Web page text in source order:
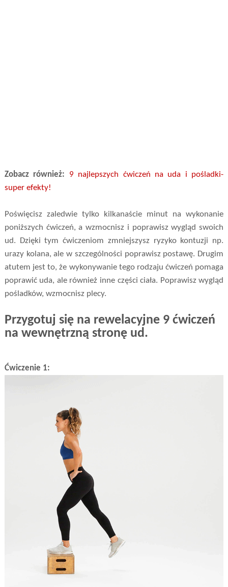
Zobacz również: 9 najlepszych ćwiczeń na uda i pośladki-
super efekty!
Poświęcisz zaledwie tylko kilkanaście minut na wykonanie
poniższych ćwiczeń, a wzmocnisz i poprawisz wygląd swoich
ud. Dzięki tym ćwiczeniom zmniejszysz ryzyko kontuzji np.
urazy kolana, ale w szczególności poprawisz postawę. Drugim
atutem jest to, że wykonywanie tego rodzaju ćwiczeń pomaga
poprawić uda, ale również inne części ciała. Poprawisz wygląd
pośladków, wzmocnisz plecy.
Przygotuj się na rewelacyjne 9 ćwiczeń
na wewnętrzną stronę ud.
Ćwiczenie 1: